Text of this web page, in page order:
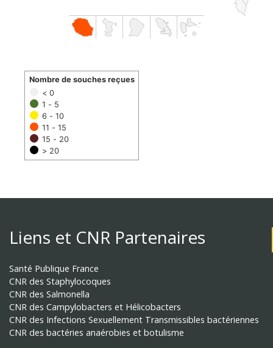
< 0
1 - 5
6 - 10
11 - 15
15 - 20
> 20
Nombre de souches reçues
Liens et CNR Partenaires
Santé Publique France
CNR des Staphylocoques
CNR des Salmonella
CNR des Campylobacters et Hélicobacters
CNR des Infections Sexuellement Transmissibles bactériennes
CNR des bactéries anaérobies et botulisme